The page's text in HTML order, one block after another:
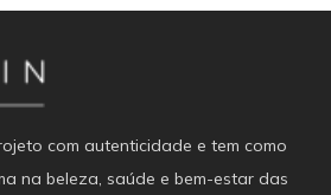
com autenticidade e tem como
na beleza, saúde e bem-estar das
Senha perdida?
Login
uma conta